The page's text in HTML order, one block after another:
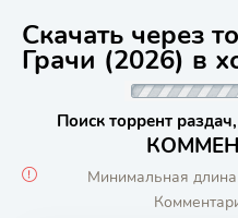
Скачать через
Грачи (2026) в
Поиск торрент
Минимальная